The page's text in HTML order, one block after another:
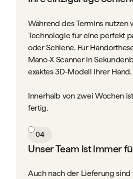
Während des Termins nutzen
Technologie für eine perfekt
oder Schiene. Für
Mano-X Scanner in
exaktes 3D-Modell Ihrer Hand.
Innerhalb von zwei Wochen
fertig.
04
Unser Team ist immer
Auch nach der Lieferung sind